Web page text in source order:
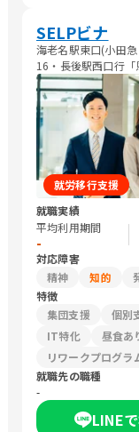
SELPビナ
海老名駅東口(小田
16・長後駅西口行
就労移行支援
就職実績
平均利用期間
-
対応障害
精神
知的
特徴
集団支援
個別
IT特化
昼食あ
リワークプログラ
就職先の職種
-
LINE